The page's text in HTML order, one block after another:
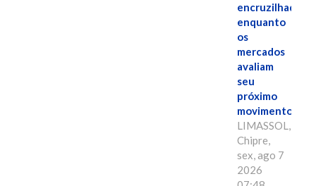
encruzilhada
enquanto
os
mercados
avaliam
seu
próximo
movimento.
LIMASSOL,
Chipre,
sex, ago 7
2026